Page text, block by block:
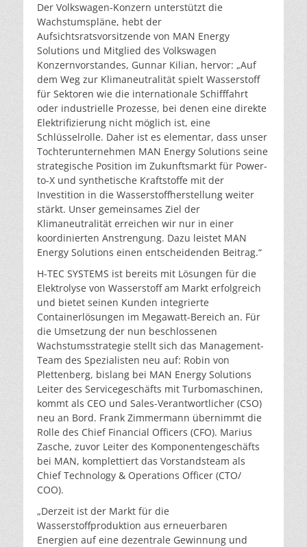
Der Volkswagen-Konzern unterstützt die
Wachstumspläne, hebt der
Aufsichtsratsvorsitzende von MAN Energy
Solutions und Mitglied des Volkswagen
Konzernvorstandes, Gunnar Kilian, hervor: „Auf
dem Weg zur Klimaneutralität spielt Wasserstoff
für Sektoren wie die internationale Schifffahrt
oder industrielle Prozesse, bei denen eine direkte
Elektrifizierung nicht möglich ist, eine
Schlüsselrolle. Daher ist es elementar, dass unser
Tochterunternehmen MAN Energy Solutions seine
strategische Position im Zukunftsmarkt für Power-
to-X und synthetische Kraftstoffe mit der
Investition in die Wasserstoffherstellung weiter
stärkt. Unser gemeinsames Ziel der
Klimaneutralität erreichen wir nur in einer
koordinierten Anstrengung. Dazu leistet MAN
Energy Solutions einen entscheidenden Beitrag.“
H-TEC SYSTEMS ist bereits mit Lösungen für die
Elektrolyse von Wasserstoff am Markt erfolgreich
und bietet seinen Kunden integrierte
Containerlösungen im Megawatt-Bereich an. Für
die Umsetzung der nun beschlossenen
Wachstumsstrategie stellt sich das Management-
Team des Spezialisten neu auf: Robin von
Plettenberg, bislang bei MAN Energy Solutions
Leiter des Servicegeschäfts mit Turbomaschinen,
kommt als CEO und Sales-Verantwortlicher (CSO)
neu an Bord. Frank Zimmermann übernimmt die
Rolle des Chief Financial Officers (CFO). Marius
Zasche, zuvor Leiter des Komponentengeschäfts
bei MAN, komplettiert das Vorstandsteam als
Chief Technology & Operations Officer (CTO/
COO).
„Derzeit ist der Markt für die
Wasserstoffproduktion aus erneuerbaren
Energien auf eine dezentrale Gewinnung und